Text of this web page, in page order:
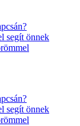
segít önnek
segít önnek